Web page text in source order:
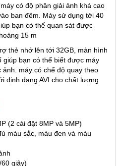
có độ phân giải ảnh khá cao
ban đêm. Máy sử dụng tới 40
bạn có thể quan sát được
15 m
thẻ nhớ lên tới 32GB, màn hình
giúp bạn có thể biết được máy
máy có chế độ quay theo
định dạng AVI cho chất lượng
(2 cài đặt 8MP và 5MP)
màu sắc, màu đen và màu
giây)